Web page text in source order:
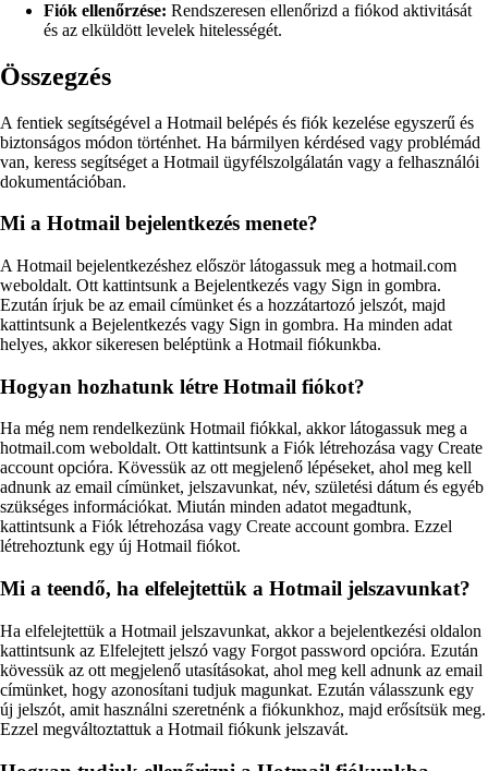
Fiók ellenőrzése: Rendszeresen ellenőrizd a fiókod aktivitását
és az elküldött levelek hitelességét.
Összegzés
A fentiek segítségével a Hotmail belépés és fiók kezelése egyszerű és
biztonságos módon történhet. Ha bármilyen kérdésed vagy problémád
van, keress segítséget a Hotmail ügyfélszolgálatán vagy a felhasználói
dokumentációban.
Mi a Hotmail bejelentkezés menete?
A Hotmail bejelentkezéshez először látogassuk meg a hotmail.com
weboldalt. Ott kattintsunk a Bejelentkezés vagy Sign in gombra.
Ezután írjuk be az email címünket és a hozzátartozó jelszót, majd
kattintsunk a Bejelentkezés vagy Sign in gombra. Ha minden adat
helyes, akkor sikeresen beléptünk a Hotmail fiókunkba.
Hogyan hozhatunk létre Hotmail fiókot?
Ha még nem rendelkezünk Hotmail fiókkal, akkor látogassuk meg a
hotmail.com weboldalt. Ott kattintsunk a Fiók létrehozása vagy Create
account opcióra. Kövessük az ott megjelenő lépéseket, ahol meg kell
adnunk az email címünket, jelszavunkat, név, születési dátum és egyéb
szükséges információkat. Miután minden adatot megadtunk,
kattintsunk a Fiók létrehozása vagy Create account gombra. Ezzel
létrehoztunk egy új Hotmail fiókot.
Mi a teendő, ha elfelejtettük a Hotmail jelszavunkat?
Ha elfelejtettük a Hotmail jelszavunkat, akkor a bejelentkezési oldalon
kattintsunk az Elfelejtett jelszó vagy Forgot password opcióra. Ezután
kövessük az ott megjelenő utasításokat, ahol meg kell adnunk az email
címünket, hogy azonosítani tudjuk magunkat. Ezután válasszunk egy
új jelszót, amit használni szeretnénk a fiókunkhoz, majd erősítsük meg.
Ezzel megváltoztattuk a Hotmail fiókunk jelszavát.